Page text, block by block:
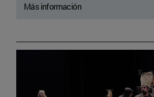
Más información